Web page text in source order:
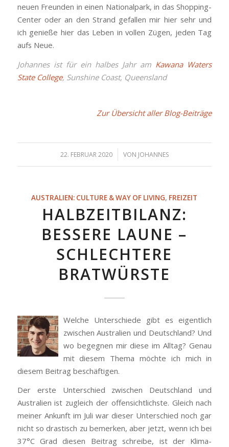
neuen Freunden in einen Nationalpark, in das Shopping-
Center oder an den Strand gefallen mir hier sehr und
ich genieße hier das Leben in vollen Zügen, jeden Tag
aufs Neue.
Johannes ist für ein halbes Jahr am Kawana Waters
State College, Sunshine Coast, Queensland
Zur Übersicht aller Blog-Beiträge
22. FEBRUAR 2020
/ VON JOHANNES
AUSTRALIEN: CULTURE & WAY OF LIVING, FREIZEIT
HALBZEITBILANZ:
BESSERE LAUNE –
SCHLECHTERE
BRATWÜRSTE
Welche Unterschiede gibt es eigentlich
zwischen Australien und Deutschland? Und
wo begegnen mir diese im Alltag? Genau
mit diesem Thema möchte ich mich in
diesem Beitrag beschäftigen.
Der erste Unterschied zwischen Deutschland und
Australien ist zugleich der offensichtlichste. Gleich nach
meiner Ankunft im Juli war dieser Unterschied noch gar
nicht so drastisch zu bemerken, aber jetzt, wenn ich bei
37°C Grad diesen Beitrag schreibe, ist der Klima-